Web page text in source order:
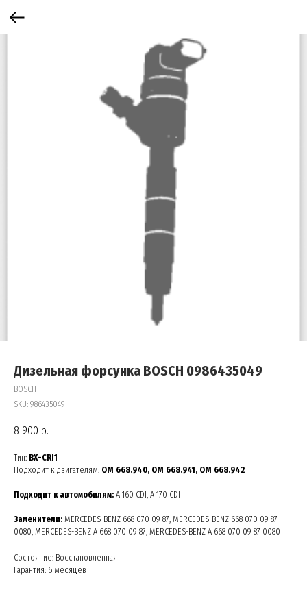
Дизельная форсунка BOSCH 0986435049
BOSCH
SKU: 986435049
8 900 р.
Тип: BX-CRI1
Подходит к двигателям: OM 668.940, OM 668.941, OM 668.942
Подходит к автомобилям: A 160 CDI, A 170 CDI
Заменители: MERCEDES-BENZ 668 070 09 87, MERCEDES-BENZ 668 070 09 87
0080, MERCEDES-BENZ A 668 070 09 87, MERCEDES-BENZ A 668 070 09 87 0080
Состояние: Восстановленная
Гарантия: 6 месяцев